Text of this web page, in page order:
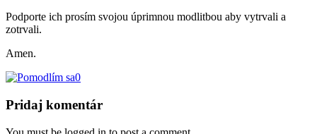
Podporte ich prosím svojou úprimnou modlitbou aby vytrvali a
zotrvali.
Amen.
0
Pridaj komentár